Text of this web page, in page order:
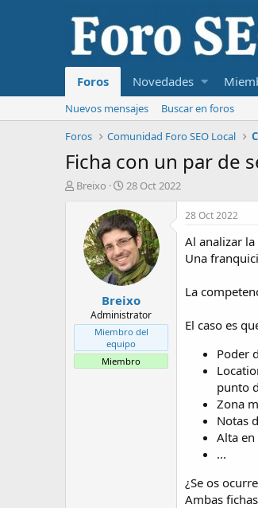
Foros Novedades
Nuevos mensajes
Buscar en foros
Foros
Comunidad Foro SEO Local
Ficha con un par de
I
e
t
e
Breixo
F
c
h
a
d
e
i
n
i
c
i
o
28 Oct 2022
Breixo
Administrator
Miembro del
equipo
Miembro
28 Oct 2022
Al analizar
Una
La
El caso es
Poder
punto
Zona
Notas
Alta
...
¿Se os
Ambas